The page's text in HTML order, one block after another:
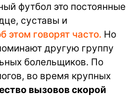
футбол это постоянные
суставы и
этом говорят часто. Но
другую группу
болельщиков. По
во время крупных
вызовов скорой